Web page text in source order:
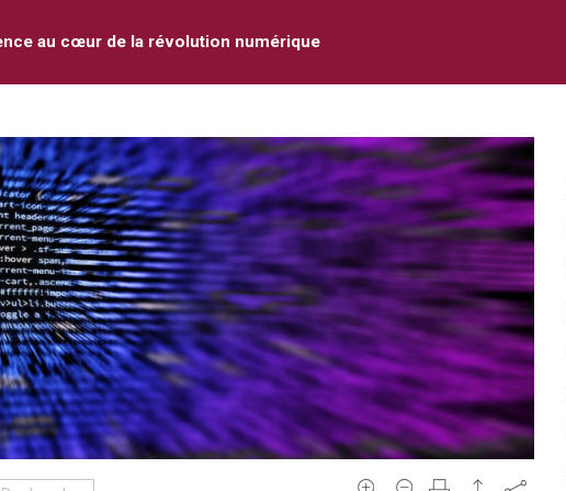
au cœur de la révolution numérique